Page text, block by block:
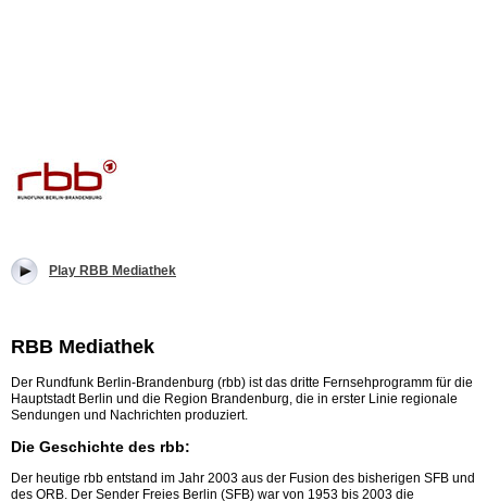
Play RBB Mediathek
RBB Mediathek
Der Rundfunk Berlin-Brandenburg (rbb) ist das dritte Fernsehprogramm für die
Hauptstadt Berlin und die Region Brandenburg, die in erster Linie regionale
Sendungen und Nachrichten produziert.
Die Geschichte des rbb:
Der heutige rbb entstand im Jahr 2003 aus der Fusion des bisherigen SFB und
des ORB. Der Sender Freies Berlin (SFB) war von 1953 bis 2003 die